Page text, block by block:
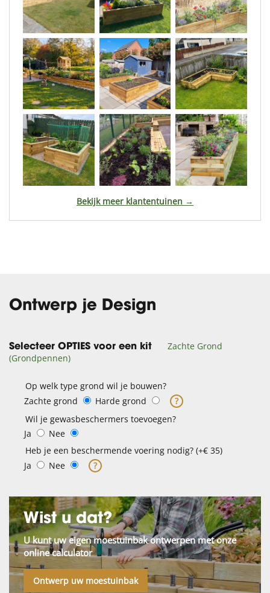
Bekijk meer klantentuinen →
Ontwerp je Design
Selecteer OPTIES voor een kit
Zachte Grond
(Grondpennen)
Op welk type grond wil je bouwen?
Zachte grond
Harde grond
?
Wil je gewasbeschermers toevoegen?
Ja
Nee
Heb je een beschermende voering nodig? (+€ 35)
Ja
Nee ?
Wist u dat?
U kunt uw eigen moestuinbak ontwerpen met onze
online calculator
Ontwerp uw moestuinbak